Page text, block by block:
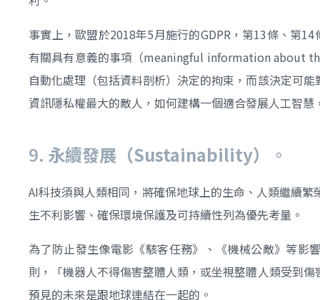
事實上，歐盟於2018年5月施行的GDPR，第13條、第
有關具有意義的事項（meaningful information about
自動化處理（包括資料剖析）決定的拘束，而該決定可
資訊隱私權最大的敵人，如何建構一個適合發展人工智
9. 永續發展（Sustainability） 。
AI科技須與人類相同，將確保地球上的生命、人類繼續
生不利影響、確保環境保護及可持續性列為優先考量。
為了防止發生像電影《駭客任務》、《機械公敵》等
則，「機器人不得傷害整體人類，或坐視整體人類受到
預見的未來是跟地球連結在一起的。